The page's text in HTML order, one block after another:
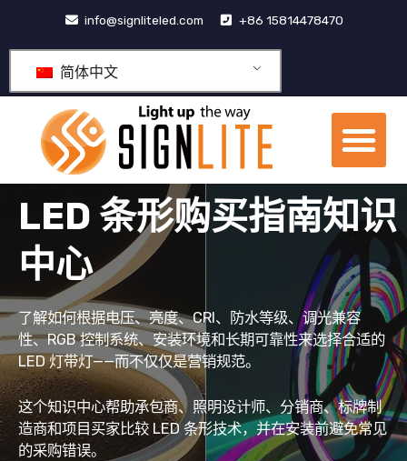
内
info@signliteled.com +86 15814478470
简体中文
菜
单
LED 条形购买指南知识
中心
了解如何根据电压、亮度、CRI、防水等级、调光兼容
性、RGB 控制系统、安装环境和长期可靠性来选择合适的
LED 灯带灯——而不仅仅是营销规范。
这个知识中心帮助承包商、照明设计师、分销商、标牌制
造商和项目买家比较 LED 条形技术，并在安装前避免常见
的采购错误。